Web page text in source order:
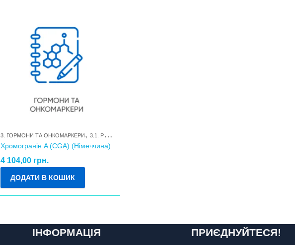
3. ГОРМОНИ ТА ОНКОМАРКЕРИ, 3.1. РЕПРОДУКТИВНІ ГОРМОНИ ТА ЇХ МЕТАБОЛІТИ
Хромогранін A (CGA) (Німеччина)
4 104,00 грн.
ДОДАТИ В КОШИК
ІНФОРМАЦІЯ ПРИЄДНУЙТЕСЯ!